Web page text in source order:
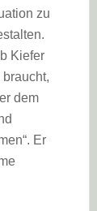
zu
Kiefer
dem
Er